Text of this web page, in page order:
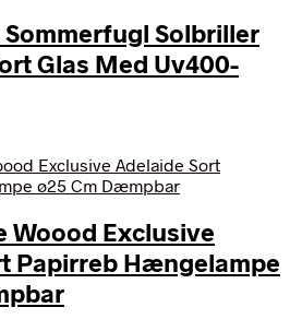
Sommerfugl Solbriller
Glas Med Uv400-
Woood Exclusive
Papirreb Hængelampe